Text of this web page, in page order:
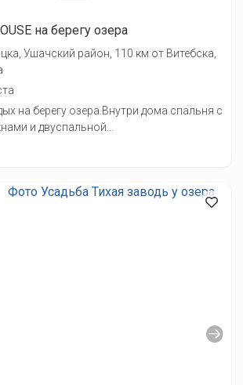
на берегу озера
Ушачский район, 110 км от Витебска,
на берегу озера.Внутри дома спальня с
и двуспальной...